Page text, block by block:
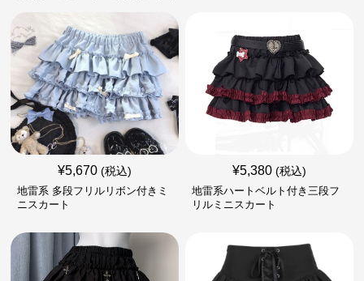
¥5,670 (税込)
地雷系 多段フリルリボン付きミ
ニスカート
¥5,380 (税込)
地雷系ハートベルト付き三段フ
リルミニスカート